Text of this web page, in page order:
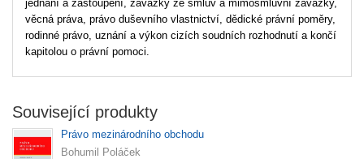
jednání a zastoupení, závazky ze smluv a mimosmluvní závazky,
věcná práva, právo duševního vlastnictví, dědické právní poměry,
rodinné právo, uznání a výkon cizích soudních rozhodnutí a končí
kapitolou o právní pomoci.
Související produkty
Právo mezinárodního obchodu
Bohumil Poláček